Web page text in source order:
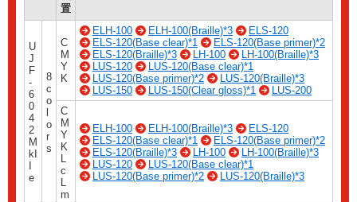
置
U
J
F
-
6
0
4
2
M
kI
e
8
c
o
o
r
s
C
M
Y
K
ELH-100 ELH-100(Braille)*3
ELS-120
ELS-120(Base clear)*1
ELS-120(Base primer)*2
ELS-120(Braille)*3
LH-100
LH-100(Braille)*3
LUS-120
LUS-120(Base clear)*1
LUS-120(Base primer)*2
LUS-120(Braille)*3
LUS-150
LUS-150(Clear gloss)*1
LUS-200
C
M
Y
K
L
c
L
m
ELH-100 ELH-100(Braille)*3
ELS-120
ELS-120(Base clear)*1
ELS-120(Base primer)*2
ELS-120(Braille)*3
LH-100
LH-100(Braille)*3
LUS-120
LUS-120(Base clear)*1
LUS-120(Base primer)*2
LUS-120(Braille)*3